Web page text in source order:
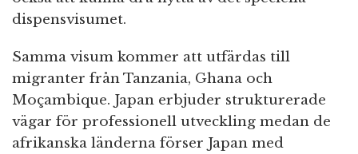
dispensvisumet.
Samma visum kommer att utfärdas till
migranter från Tanzania, Ghana och
Moçambique. Japan erbjuder strukturerade
vägar för professionell utveckling medan de
afrikanska länderna förser Japan med